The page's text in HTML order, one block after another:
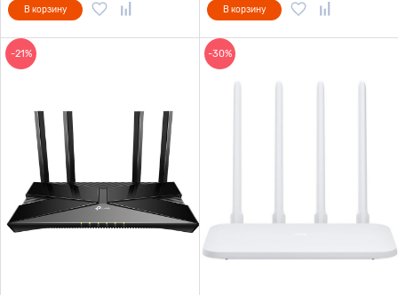
В корзину В корзину
-21% -30%